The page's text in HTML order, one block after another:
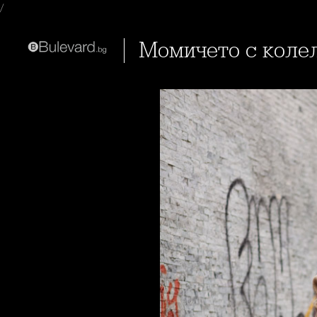
/
Момичето с